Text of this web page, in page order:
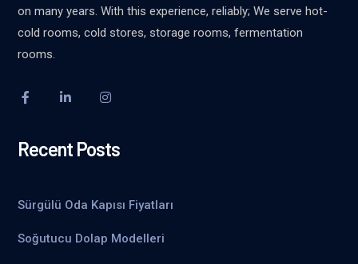
on many years. With this experience, reliably; We serve hot-
cold rooms, cold stores, storage rooms, fermentation
rooms.
Recent Posts
Sürgülü Oda Kapısı Fiyatları
Soğutucu Dolap Modelleri